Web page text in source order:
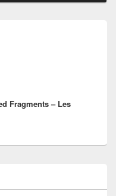
Fragments – Les